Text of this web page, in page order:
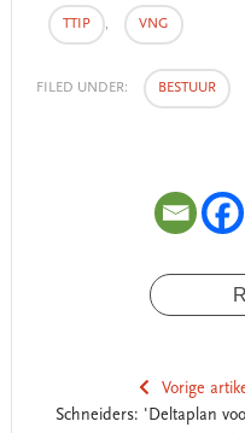
TTIP , VNG
FILED UNDER: BESTUUR
Vorige
Schneiders: 'Deltaplan